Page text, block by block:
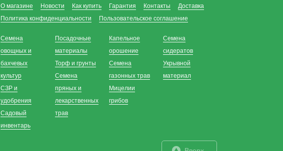
О магазине Новости Как купить Гарантия Контакты
Доставка
Политика конфиденциальности
Пользовательское соглашение
Семена
овощных и
бахчевых
культур
СЗР и
удобрения
Садовый
инвентарь
Посадочные
материалы
Торф и грунты
Семена
пряных и
лекарственных
трав
Капельное
орошение
Семена
газонных трав
Мицелии
грибов
Семена
сидератов
Укрывной
материал